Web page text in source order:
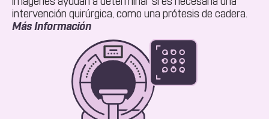
intervención quirúrgica, como una prótesis de cadera.
Más InformaciónAcerca
De
Rayos
X